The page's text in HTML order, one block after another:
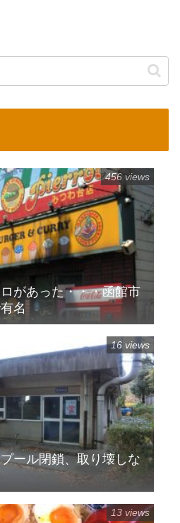
があった・・・函館市
名
456 views
ール閉鎖、取り壊しな
16 views
13 views